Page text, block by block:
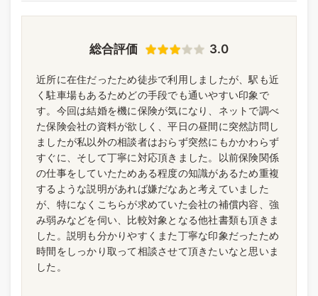
総合評価 3.0
近所に在住だったため徒歩で利用しましたが、駅も近
く駐車場もあるためどの手段でも通いやすい印象で
す。今回は結婚を機に保険が気になり、ネットで調べ
た保険会社の資料が欲しく、平日の昼間に突然訪問し
ましたが私以外の相談者はおらず突然にもかかわらず
すぐに、そして丁寧に対応頂きました。以前保険関係
の仕事をしていたためある程度の知識があるため重複
するような説明があれば嫌だなあと考えていました
が、特になくこちらが求めていた会社の補償内容、強
み弱みなどを伺い、比較対象となる他社書類も頂きま
した。説明も分かりやすくまた丁寧な印象だったため
時間をしっかり取って相談させて頂きたいなと思いま
した。